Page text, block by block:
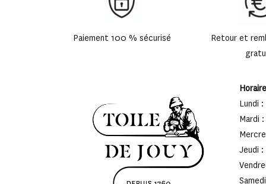
Paiement 100 % sécurisé
Retour et
Lundi
Mardi :
Jeudi :